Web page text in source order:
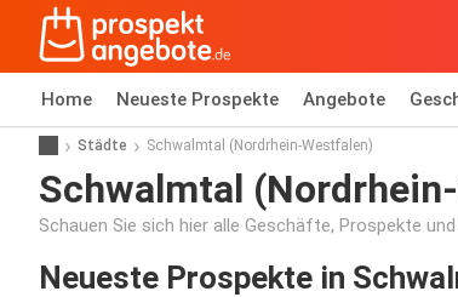
Home Neueste Prospekte Angebote
Städte Schwalmtal (Nordrhein-Westfalen)
Schwalmtal
Schauen Sie sich hier alle Geschäfte, Prospekte
Neueste Prospekte in